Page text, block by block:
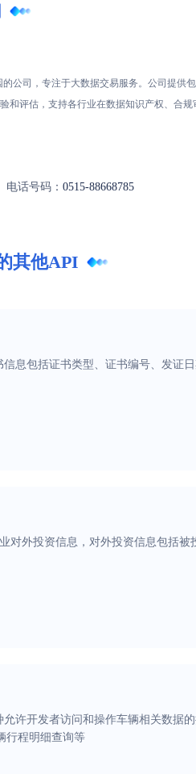
公司，专注于大数据交易服务。公司提供
评估，支持各行业在数据知识产权、合
电话号码： 0515-88668785
其他API
息包括证书类型、证书编号、发证日
外投资信息，对外投资信息包括被
允许开发者访问和操作车辆相关数据
行程明细查询等